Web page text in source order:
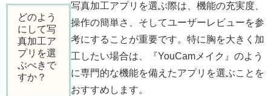
どのよう
にして写
真加工ア
プリを選
ぶべきで
すか？
写真加工アプリを選ぶ際は、機能の充実度、
操作の簡単さ、そしてユーザーレビューを参
考にすることが重要です。特に胸を大きく加
工したい場合は、『YouCamメイク』のよう
に専門的な機能を備えたアプリを選ぶことを
おすすめします。